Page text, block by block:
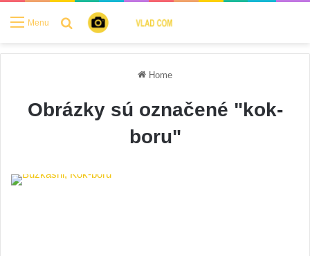
Menu Search for
Home
Obrázky sú označené "kok-
boru"